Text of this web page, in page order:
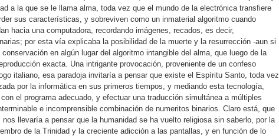
a la que se le llama alma, toda vez que el mundo de la electrónica transfiere
sus características, y sobreviven como un inmaterial algoritmo cuando
hacia una computadora, recordando imágenes, recados, es decir,
por esta vía explicaba la posibilidad de la muerte y la resurrección -aun si
en algún lugar del algoritmo intangible del alma, que luego de la
exacta. Una intrigante provocación, proveniente de un confeso
italiano, esa paradoja invitaría a pensar que existe el Espíritu Santo, toda vez
por la informática en sus primeros tiempos, y mediando esta tecnología,
el programa adecuado, y efectuar una traducción simultánea a múltiples
e incomprensible combinación de numeritos binarios. Claro está, que
llevaría a pensar que la humanidad se ha vuelto religiosa sin saberlo, por la
de la Trinidad y la creciente adicción a las pantallas, y en función de lo